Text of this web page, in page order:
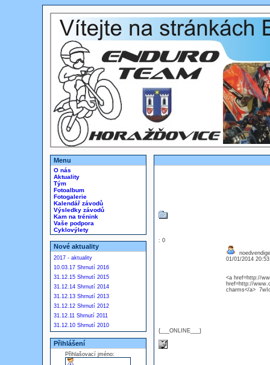
Menu
O nás
Aktuality
Tým
Fotoalbum
Fotogalerie
Kalendář závodů
Výsledky závodů
Kam na trénink
Vaše podpora
Cyklovýlety
Nové aktuality
2017 - aktuality
10.03.17 Shrnutí 2016
31.12.15 Shrnutí 2015
31.12.14 Shrnutí 2014
31.12.13 Shrnutí 2013
31.12.12 Shrnutí 2012
31.12.11 Shrnutí 2011
31.12.10 Shrnutí 2010
Přihlášení
Přihlašovací jméno:
: 0
{___ONLINE___}
01/01/2014
<a href=http://
href=http://
charms</a>